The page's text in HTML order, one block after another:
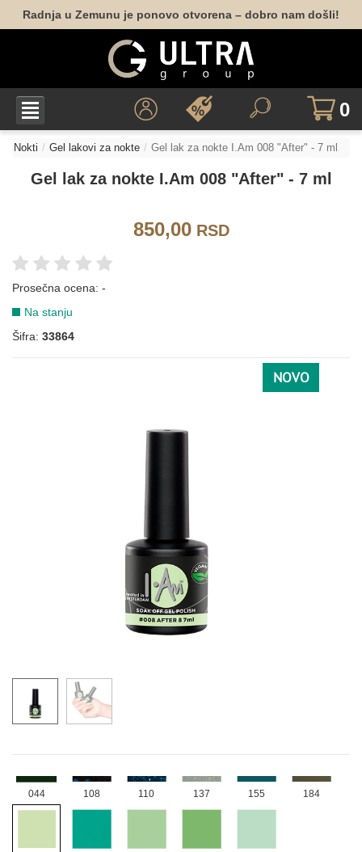
Radnja u Zemunu je ponovo otvorena – dobro nam došli!
0
Nokti Gel lakovi za nokte Gel lak za nokte I.Am 008 "After" - 7 ml
Gel lak za nokte I.Am 008 "After" - 7 ml
850,00RSD
Prosečna ocena: -
Na stanju
Šifra: 33864
NOVO
NUDE
019 022 054 188
PLAVA
012 161 004 014 069 107
072
087 088
138 211
011 058
044 108 110 137 155 184